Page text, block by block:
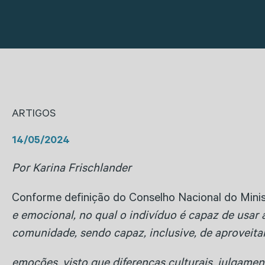
ARTIGOS
14/05/2024
PorKarina Frischlander
Conforme definição do Conselho Nacional do
e emocional, no qual o indivíduo é capaz de
comunidade, sendo capaz, inclusive, de